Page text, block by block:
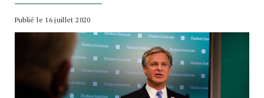
Publié le 16 juillet 2020